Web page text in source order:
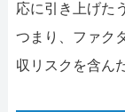
応に引き上げた
つまり、ファク
収リスクを含ん